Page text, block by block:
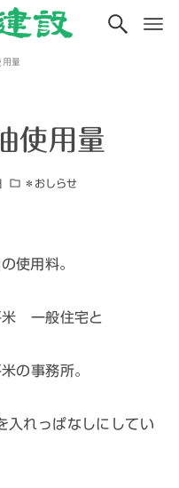
量
使用量
＊おしらせ
使用料。
一般住宅と
事務所。
入れっぱなしにしてい